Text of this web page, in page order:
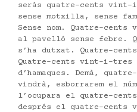
seràs quatre-cents
sense motxilla, sense
Sense nom. Quatre-
al pavelló sense febre.
s’ha dutxat. Quatre-
Quatre-cents vint-i-tres
d’hamaques. Demà,
vindrà, esborrarem el
l’ocupara el quatre-
després el quatre-